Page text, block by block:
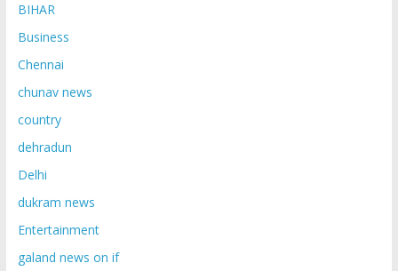
BIHAR
Business
Chennai
chunav news
country
dehradun
Delhi
dukram news
Entertainment
galand news on if